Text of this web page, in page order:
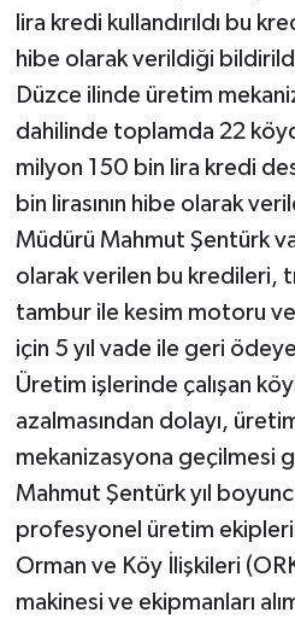
lira kredi kullandırıldı bu
hibe olarak verildiği
Düzce ilinde üretim
dahilinde toplamda 22
milyon 150 bin lira kredi
bin lirasının hibe olarak
Müdürü Mahmut Şentürk
olarak verilen bu kredileri,
tambur ile kesim motoru
için 5 yıl vade ile geri
Üretim işlerinde çalışan
azalmasından dolayı,
mekanizasyona geçilmesi
Mahmut Şentürk yıl
profesyonel üretim
Orman ve Köy İlişkileri
makinesi ve ekipmanları